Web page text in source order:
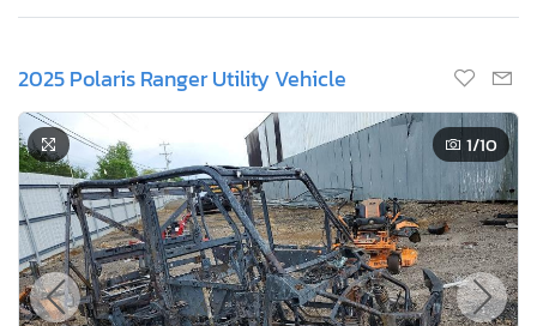
2025 Polaris Ranger Utility Vehicle
1/10